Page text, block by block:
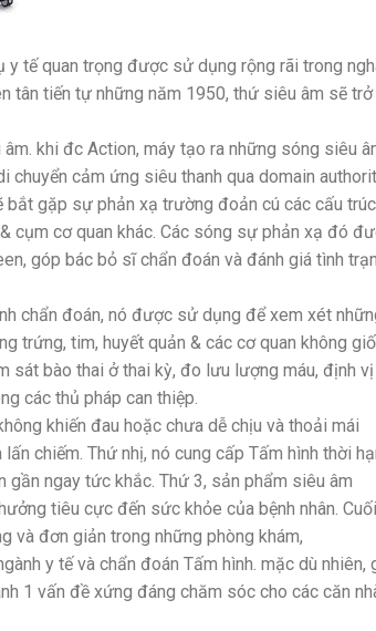
y tế quan trọng được sử dụng rộng rãi trong
tân tiến tự những năm 1950, thứ siêu âm sẽ trở
khi đc Action, máy tạo ra những sóng siêu
chuyển cảm ứng siêu thanh qua domain
bắt gặp sự phản xạ trường đoản cú các cấu trúc
cụm cơ quan khác. Các sóng sự phản xạ đó
góp bác bỏ sĩ chẩn đoán và đánh giá tình
chẩn đoán, nó được sử dụng để xem xét
trứng, tim, huyết quản & các cơ quan không
sát bào thai ở thai kỳ, đo lưu lượng máu, định vị
các thủ pháp can thiệp.
khiến đau hoặc chưa dễ chịu và thoải mái
chiếm. Thứ nhị, nó cung cấp Tấm hình thời
ngay tức khắc. Thứ 3, sản phẩm siêu âm
tiêu cực đến sức khỏe của bệnh nhân. Cuối
và đơn giản trong những phòng khám,
y tế và chẩn đoán Tấm hình. mặc dù nhiên,
1 vấn đề xứng đáng chăm sóc cho các căn